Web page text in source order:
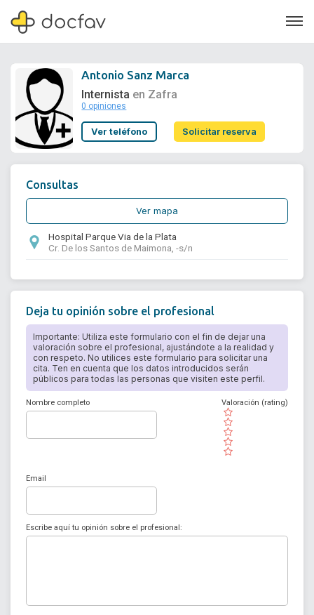
Soporte
Antonio Sanz Marca
Internista en Zafra
0 opiniones
Ver teléfono Solicitar reserva
Consultas
Ver mapa
Hospital Parque Via de la Plata
Cr. De los Santos de Maimona, -s/n
Deja tu opinión sobre el profesional
Importante: Utiliza este formulario con el fin de dejar una
valoración sobre el profesional, ajustándote a la realidad y
con respeto. No utilices este formulario para solicitar una
cita. Ten en cuenta que los datos introducidos serán
públicos para todas las personas que visiten este perfil.
Nombre completo
( )
( )
( )
( )
( )
Valoración (rating)
Email
Escribe aquí tu opinión sobre el profesional: